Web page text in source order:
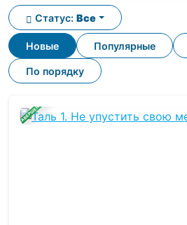
Новые Популярные
По порядку
Статус: Все
ЗАВЕРШЕНА